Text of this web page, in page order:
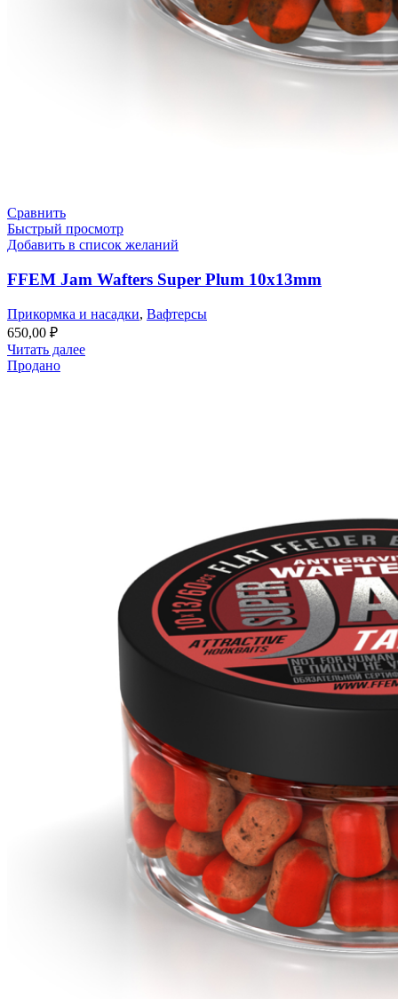
Сравнить
Быстрый просмотр
Добавить в список желаний
FFEM Jam Wafters Super Plum 10x13mm
Прикормка и насадки, Вафтерсы
650,00 ₽
Читать далее
Продано